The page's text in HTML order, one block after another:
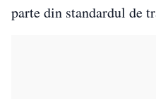
parte din standardul de